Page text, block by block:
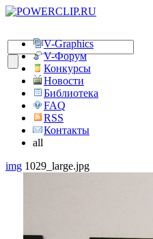
V-Graphics
V-Форум
Конкурсы
Новости
Библиотека
FAQ
RSS
Контакты
all
img 1029_large.jpg